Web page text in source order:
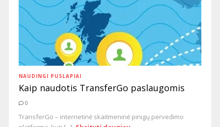
NAUDINGI PUSLAPIAI
Kaip naudotis TransferGo paslaugomis
0
TransferGo – internetinė skaitmeninė pinigų pervedimo